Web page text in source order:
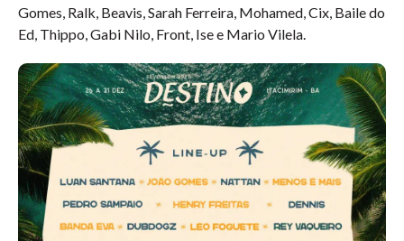
Gomes, Ralk, Beavis, Sarah Ferreira, Mohamed, Cix, Baile do
Ed, Thippo, Gabi Nilo, Front, Ise e Mario Vilela.